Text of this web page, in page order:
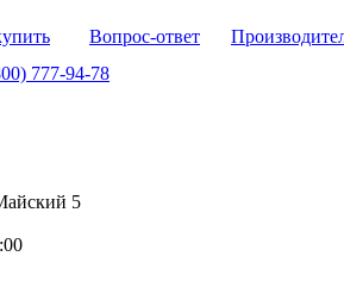
Вопрос-ответ
777-94-78
5